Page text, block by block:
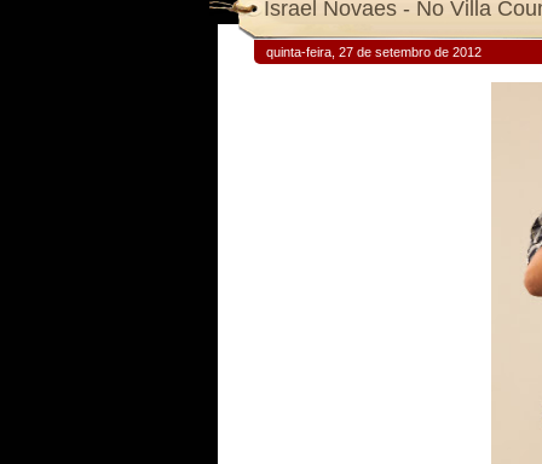
Israel Novaes - No Villa
quinta-feira, 27 de setembro de 2012